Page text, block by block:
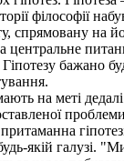
філософії
спрямовану
центральне
Гіпотезу
на меті
притаманна
якій